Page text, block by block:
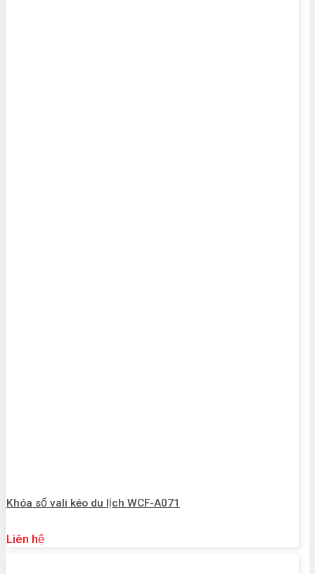
Khóa số vali kéo du lịch WCF-A071
Liên hệ